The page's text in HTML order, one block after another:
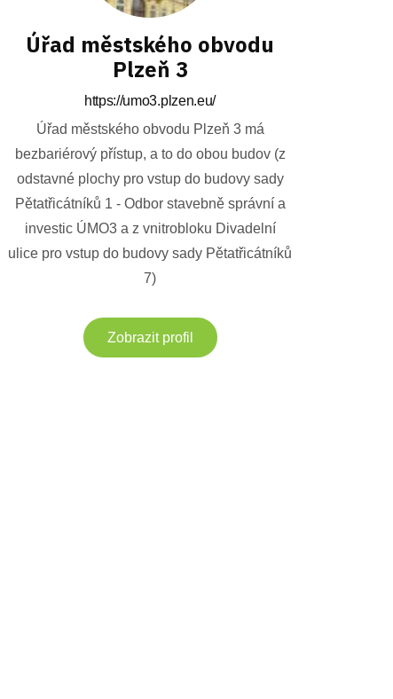
Úřad městského obvodu
Plzeň 3
https://umo3.plzen.eu/
Úřad městského obvodu Plzeň 3 má
bezbariérový přístup, a to do obou budov (z
odstavné plochy pro vstup do budovy sady
Pětatřicátníků 1 - Odbor stavebně správní a
investic ÚMO3 a z vnitrobloku Divadelní
ulice pro vstup do budovy sady Pětatřicátníků
7)
Zobrazit profil